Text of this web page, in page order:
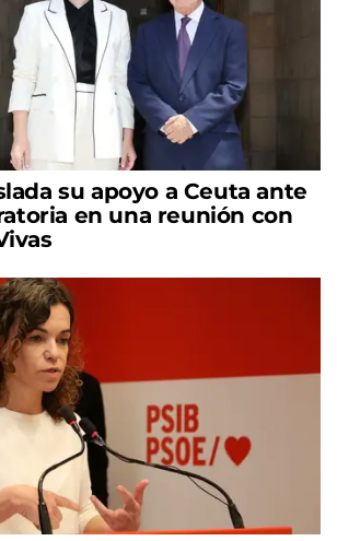
su apoyo a Ceuta ante
en una reunión con